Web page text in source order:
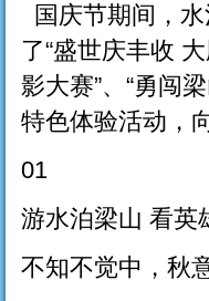
国庆节期间，
了“盛世庆丰收
影大赛”、“勇闯
特色体验活动，
01
游水泊梁山 看英
不知不觉中，秋